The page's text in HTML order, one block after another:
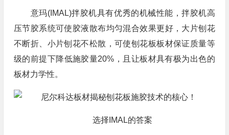
意玛(IMAL)拌胶机具有优秀的机械性能，拌胶机高
压节胶系统可使胶液散布均匀混合效果更好，大片刨花
不断折、小片刨花不松散，可使刨花板板材保证质量等
级的前提下降低施胶量20%，且让板材具有极为出色的
板材力学性。
选择IMAL的答案